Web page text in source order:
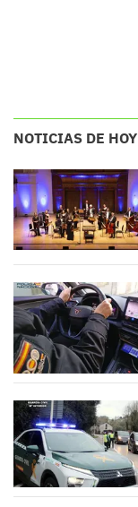
NOTICIAS DE HOY